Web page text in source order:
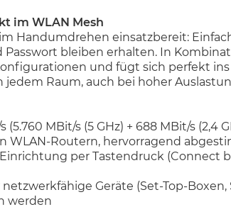
im WLAN Mesh
Handumdrehen einsatzbereit:
bleiben erhalten. In
und fügt sich perfekt
Raum, auch bei hoher
MBit/s (5 GHz) + 688 MBit/s (2,4
WLAN-Routern, hervorragend
per Tastendruck
netzwerkfähige Geräte (Set-Top-
werden